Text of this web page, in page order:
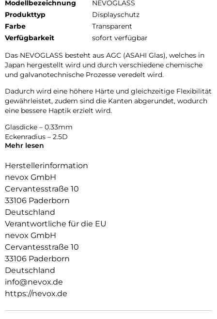
Modellbezeichnung
NEVOGLASS
Produkttyp
Displayschutz
Farbe
Transparent
Verfügbarkeit
sofort verfügbar
Das NEVOGLASS besteht aus AGC (ASAHI Glas), welches in
Japan hergestellt wird und durch verschiedene chemische
und galvanotechnische Prozesse veredelt wird.
Dadurch wird eine höhere Härte und gleichzeitige Flexibilität
gewährleistet, zudem sind die Kanten abgerundet, wodurch
eine bessere Haptik erzielt wird.
Glasdicke – 0.33mm
Eckenradius – 2.5D
Material Art Crystal Klar
Mehr lesen
Herstellerinformation
nevox GmbH
Cervantesstraße 10
33106 Paderborn
Deutschland
Verantwortliche für die EU
nevox GmbH
Cervantesstraße 10
33106 Paderborn
Deutschland
info@nevox.de
https://nevox.de